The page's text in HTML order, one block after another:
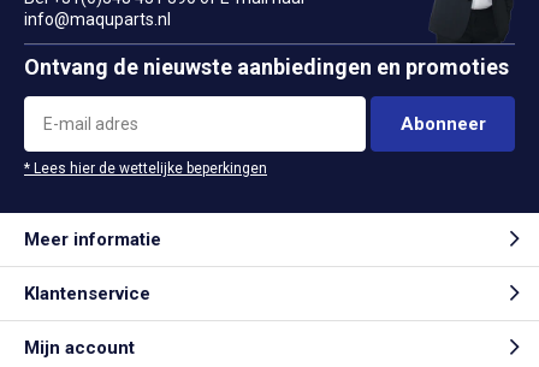
info@maquparts.nl
Ontvang de nieuwste aanbiedingen en promoties
Abonneer
* Lees hier de wettelijke beperkingen
Meer informatie
Klantenservice
Mijn account